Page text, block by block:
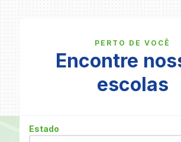
PERTO DE VOCÊ
Encontre
escolas
Estado